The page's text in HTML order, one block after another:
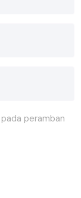
peramban